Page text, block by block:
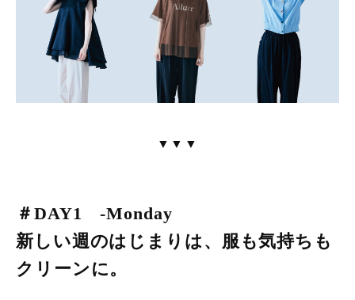
▼▼▼
＃DAY1 -Monday
新しい週のはじまりは、服も気持ちも
クリーンに。